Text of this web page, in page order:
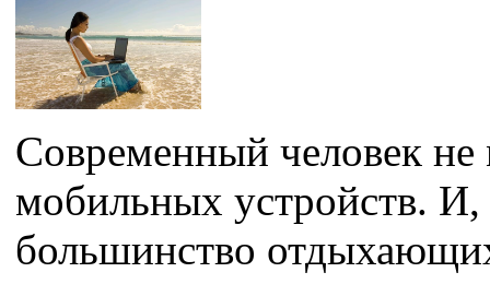
Современный человек
мобильных устройств. И,
большинство